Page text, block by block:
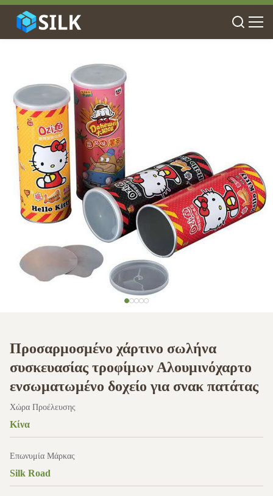
Προσαρμοσμένο χάρτινο σωλήνα
συσκευασίας τροφίμων Αλουμινόχαρτο
ενσωματωμένο δοχείο για σνακ πατάτας
Χώρα Προέλευσης
Κίνα
Επωνυμία Μάρκας
Silk Road